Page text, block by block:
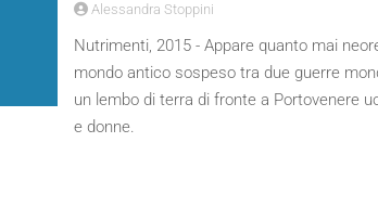
Alessandra Stoppini
Nutrimenti, 2015 - Appare quanto mai
mondo antico sospeso tra due guerre
un lembo di terra di fronte a Portovenere
e donne.